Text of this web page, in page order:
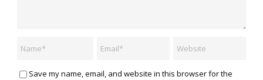
Save my name, email, and website in this browser for the